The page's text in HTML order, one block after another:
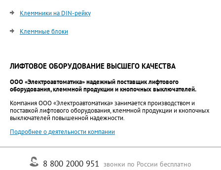
Клеммники на DIN-рейку
Клеммные блоки
ЛИФТОВОЕ ОБОРУДОВАНИЕ ВЫСШЕГО КАЧЕСТВА
ООО «Электроавтоматика» надежный поставщик лифтового
оборудования, клеммной продукции и кнопочных выключателей.
Компания ООО «Электроавтоматика» занимается производством и
поставкой лифтового оборудования, клеммной продукции и кнопочных
выключателей повышенной надежности.
Подробнее о деятельности компании
8 800 2000 951 звонки по России бесплатно